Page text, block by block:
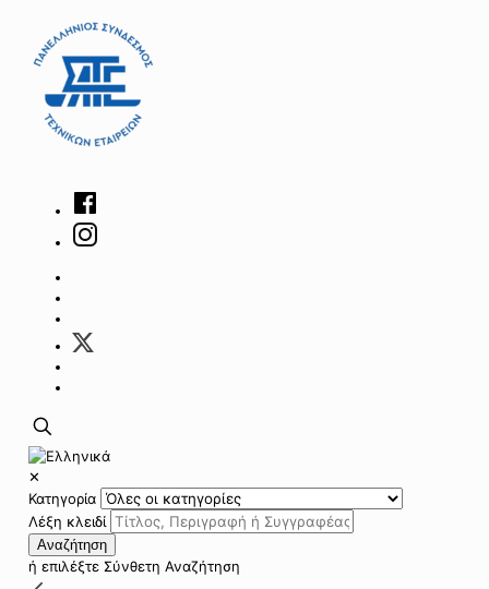
✕
Κατηγορία
Λέξη κλειδί
Αναζήτηση
ή επιλέξτε Σύνθετη Αναζήτηση